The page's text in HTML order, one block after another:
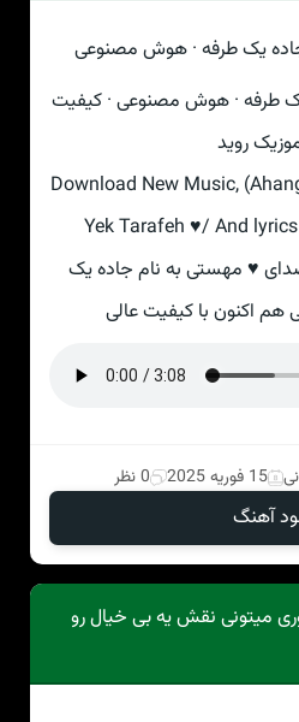
طرفه · هوش مصنوعی · کیفیت
روید
Download New Music,
Yek Tarafeh ♥/ And
صدای ♥ مهستی به نام جاده یک
اکنون با کیفیت عالی
15 فوریه 2025 0 نظر
آهنگ
میتونی نقش یه بی خیال رو